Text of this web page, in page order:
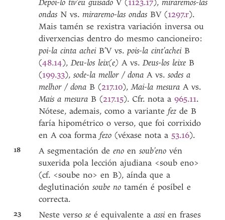
Depoi-lo tiv’eu guisado V (1123.17),miraremos-las
ondas N vs.miraremo-las ondas BV (1297.r).
Mais tamén se rexistra variación inversa ou
diverxencias dentro do mesmo cancioneiro:
poi-la cinta acheiB’V vs.pois-la cint’acheiB
(48.14),Deu-los leix(e) A vs.Deus-los leixe B
(199.33),sode-la mellor / dona A vs.sodes a
melhor / dona B (217.10),Mai-la mesura A vs.
Mais a mesura B (217.15). Cfr. nota a965.11.
Nótese, ademais, como a variantefezde B
faría hipométrico o verso, que foi corrixido
en A coa formafezo(véxase nota a 53.16).
18 A segmentación deenoensoub’eno vén
suxerida pola lección ajudiana <soub eno>
(cf. <soube no> en B), aínda que a
deglutinaciónsoube no tamén é posíbel e
correcta.
23 Neste versoseé equivalente aassien frases